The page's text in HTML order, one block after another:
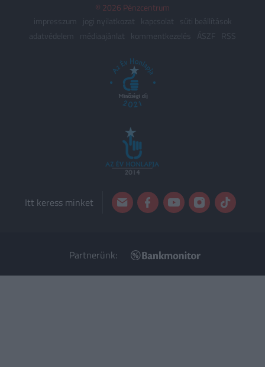
© 2026 Pénzcentrum
impresszum
jogi nyilatkozat kapcsolat
süti beállítások
adatvédelem
médiaajánlat kommentkezelés ÁSZF RSS
Itt keress minket
Partnerünk: